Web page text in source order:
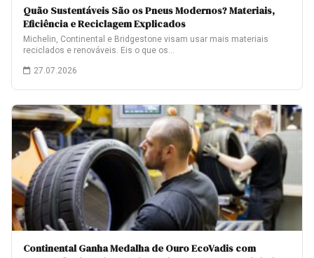
Quão Sustentáveis São os Pneus Modernos? Materiais,
Eficiência e Reciclagem Explicados
Michelin, Continental e Bridgestone visam usar mais materiais
reciclados e renováveis. Eis o que os…
27.07.2026
Continental Ganha Medalha de Ouro EcoVadis com